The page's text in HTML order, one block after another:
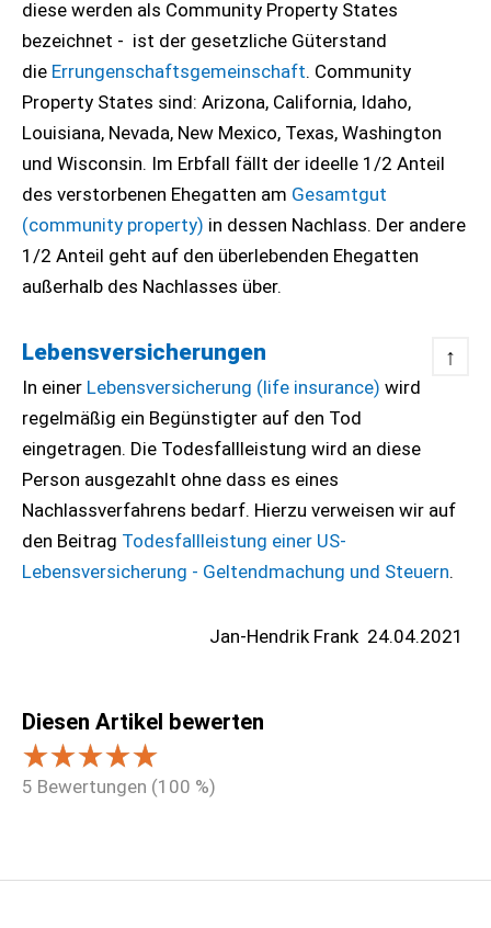
diese werden als Community Property States
bezeichnet - ist der gesetzliche Güterstand
die Errungenschaftsgemeinschaft. Community
Property States sind: Arizona, California, Idaho,
Louisiana, Nevada, New Mexico, Texas, Washington
und Wisconsin. Im Erbfall fällt der ideelle 1/2 Anteil
des verstorbenen Ehegatten am Gesamtgut
(community property) in dessen Nachlass. Der andere
1/2 Anteil geht auf den überlebenden Ehegatten
außerhalb des Nachlasses über.
↑
Lebensversicherungen
In einer Lebensversicherung (life insurance) wird
regelmäßig ein Begünstigter auf den Tod
eingetragen. Die Todesfallleistung wird an diese
Person ausgezahlt ohne dass es eines
Nachlassverfahrens bedarf. Hierzu verweisen wir auf
den Beitrag Todesfallleistung einer US-
Lebensversicherung - Geltendmachung und Steuern.
Jan-Hendrik Frank 24.04.2021
Diesen Artikel bewerten
5 Bewertungen (100 %)